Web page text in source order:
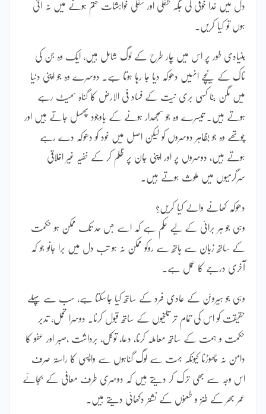
دل میں خدا خوفی کی جگہ طفلی اور سفلی خواہشات ختم ہونے میں نہ آتی
ہوں تو کیا کریں۔
بنیادی طور پر اس میں چار طرح کے لوگ شامل ہیں، ایک وہ جن کی
ناک کے نیچے انہیں دھوکہ دیا جا رہا ہوتا ہے۔ دوسرے وہ جو اپنی دنیا
میں مگن بنا کسی بری نیت کے فساد فی الارض کا گناہ سمیٹ رہے
ہوتے ہیں۔ تیسرے وہ جو سمجھدار ہونے کے باوجود پھسل جاتے ہیں اور
چوتھے وہ جو بظاہر دوسروں کو لیکن اصل میں خود کو دھوکہ دے رہے
ہوتے ہیں، دوسروں پر اور اپنی جان پر ظلم کر کے خفیہ غیر اخلاقی
سرگرمیوں میں ملوث ہوتے ہیں۔
دھوکہ کھانے والے کیا کریں؟
وہی جو ہر برائی کے لیے حکم ہے کہ اسے جس حد تک ممکن ہو حکمت
کے ساتھ زبان سے ہاتھ سے روکو ممکن نہ ہو تب دل میں برا جانو جو کہ
آخری درجے کا عمل ہے۔
وہی جو ہیروئن کے عادی فرد کے ساتھ کیا جاسکتا ہے، سب سے پہلے
حقیقت کو اس کی تمام تر تلخیوں کے ساتھ قبول کرنا۔ دوسرا تحمل، تدبر
حکمت و ہمت کے ساتھ معاملہ کرنا، دعا، توکل، برداشت ،صبر اور عفو کا
دامن نہ چھوڑنا کیونکہ بہت سے لوگ گناہوں سے واپسی کا راستہ صرف
اس وجہ سے بھی ترک کر دیتے ہیں کہ دوسری طرف معافی کے بجائے
عمر بھر کے طنز و طعنوں کے نشتر دکھائی دیتے ہیں۔